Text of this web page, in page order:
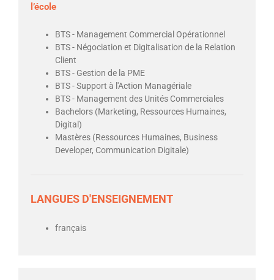
l’école
BTS - Management Commercial Opérationnel
BTS - Négociation et Digitalisation de la Relation
Client
BTS - Gestion de la PME
BTS - Support à l'Action Managériale
BTS - Management des Unités Commerciales
Bachelors (Marketing, Ressources Humaines,
Digital)
Mastères (Ressources Humaines, Business
Developer, Communication Digitale)
LANGUES D'ENSEIGNEMENT
français